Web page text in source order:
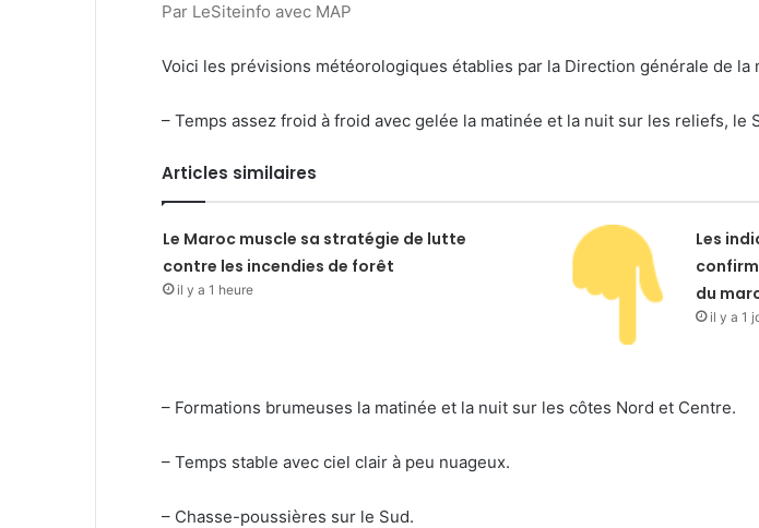
Par LeSiteinfo avec MAP
Voici les prévisions météorologiques établies par la Direction générale de
– Temps assez froid à froid avec gelée la matinée et la nuit sur les reliefs, le
Articles similaires
Le Maroc muscle sa stratégie de lutte
contre les incendies de forêt
il y a 1 heure
Les
du
il y a 1
– Formations brumeuses la matinée et la nuit sur les côtes Nord et Centre.
– Temps stable avec ciel clair à peu nuageux.
– Chasse-poussières sur le Sud.